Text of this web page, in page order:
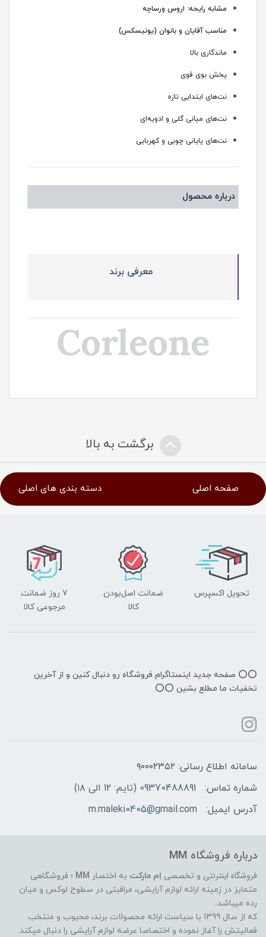
مشابه رایحه: اروس ورساچه
مناسب آقایان و بانوان (یونیسکس)
ماندگاری بالا
پخش بوی قوی
نت‌های ابتدایی تازه
نت‌های میانی گلی و ادویه‌ای
نت‌های پایانی چوبی و کهربایی
درباره محصول
معرفی برند
Corleone
برگشت به بالا
صفحه اصلی دسته بندی های اصلی
تحویل اکسپرس
ضمانت اصل‌بودن
کالا
7 روز ضمانت
مرجوعی کالا
⭕️⭕️ صفحه جدید اینستاگرام فروشگاه رو دنبال کنین و از آخرین
تخفیات ما مطلع بشین ⭕️⭕️
سامانه اطلاع رسانی: ۹۰۰۰۲۳۵۲
شماره تماس:
09370488891 (تایم: 12 الی ۱۸)
آدرس ایمیل:
m.maleki0405@gmail.com
درباره فروشگاه MM
فروشگاه اینترنتی و تخصصی اِم مارکت به اختصار MM ؛ فروشگاهی
متمایز در زمینه ارائه لوازم آرایشی، مراقبتی در سطوح لوکس و میان
رده میباشد..
که از سال 1399 با سیاست ارائه محصولات برند، محبوب و منتخب
فعالیتش را آغاز نموده و اختصاصا عرضه لوازم آرایشی را دنبال میکند.